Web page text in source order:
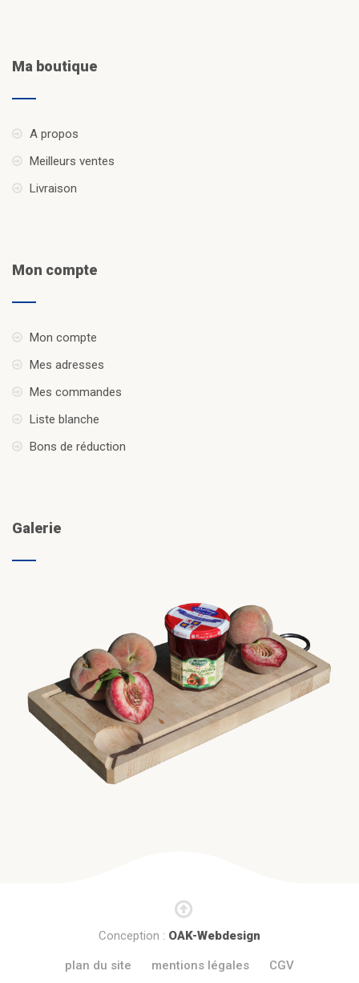
Ma boutique
A propos
Meilleurs ventes
Livraison
Mon compte
Mon compte
Mes adresses
Mes commandes
Liste blanche
Bons de réduction
Galerie
Conception : OAK-Webdesign
plan du site mentions légales CGV